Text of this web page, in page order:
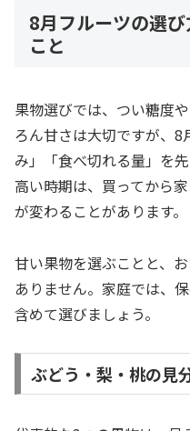
8月フルーツの選
こと
果物選びでは、つい糖度
ろん甘さは大切ですが、
み」「食べ切れる量」を
高い時期は、買ってから
が変わることがあります。
甘い果物を選ぶことと、
ありません。家庭では、
含めて選びましょう。
ぶどう・梨・桃の見